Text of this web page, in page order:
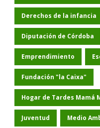
Derechos de la infancia
Diputación de Córdoba
Emprendimiento
Fundación "la Caixa"
Hogar de Tardes Mamá
Juventud Medio